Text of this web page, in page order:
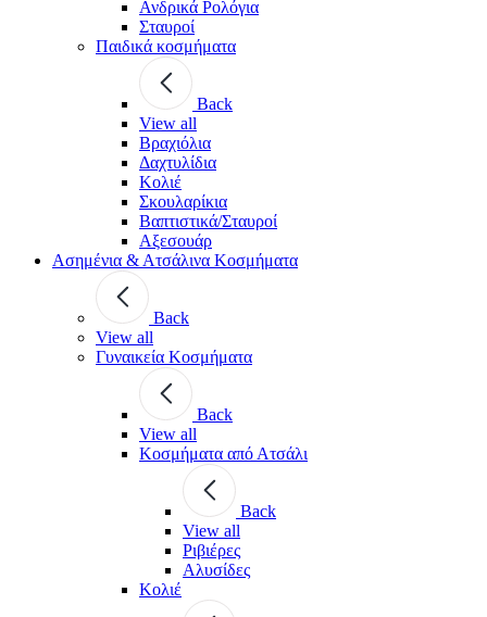
Ανδρικά Ρολόγια
Σταυροί
Παιδικά κοσμήματα
Back
View all
Βραχιόλια
Δαχτυλίδια
Κολιέ
Σκουλαρίκια
Βαπτιστικά/Σταυροί
Αξεσουάρ
Ασημένια & Ατσάλινα Κοσμήματα
Back
View all
Γυναικεία Κοσμήματα
Back
View all
Κοσμήματα από Ατσάλι
Back
View all
Ριβιέρες
Αλυσίδες
Κολιέ